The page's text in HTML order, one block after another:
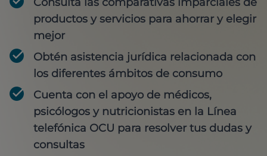
productos y servicios para ahorrar y elegir
mejor
Obtén asistencia jurídica relacionada con
los diferentes ámbitos de consumo
Cuenta con el apoyo de médicos,
psicólogos y nutricionistas en la Línea
telefónica OCU para resolver tus dudas y
consultas